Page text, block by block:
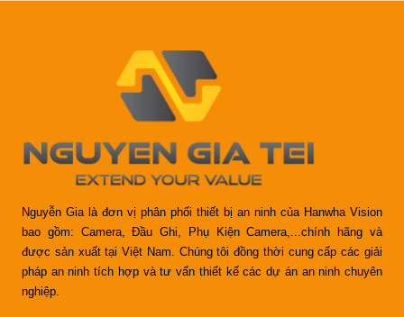
Nguyễn Gia là đơn vị phân phối thiết bị an ninh của Hanwha Vision
bao gồm: Camera, Đầu Ghi, Phụ Kiện Camera,...chính hãng và
được sản xuất tại Việt Nam. Chúng tôi đồng thời cung cấp các giải
pháp an ninh tích hợp và tư vấn thiết kế các dự án an ninh chuyên
nghiệp.